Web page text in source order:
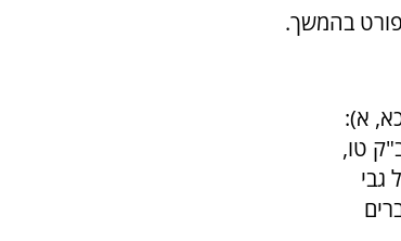
בהמשך.
א):
טו,
גבי